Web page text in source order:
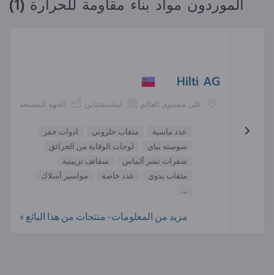
الموردون مواد بناء مقاومة للحرارة (1)
Hilti AG
الجهة المصنعة ليشتنشتاين على مستوى العالم
عدد ماسية مثقاب حلزوني
ادوات حفر
سوسته بياي
لوحات الوقاية من الحرائق
شفرات نشر ألماس
سقائف تزيينية
مثقاب يدوي
عدد خاصة
مواسير أسلاك
...
مزيد من المعلومات- منتجات من هذا البائع »